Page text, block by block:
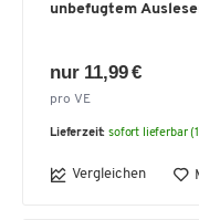
unbefugtem
nur 11,99 €
pro VE
Lieferzeit: sofort lieferbar
Vergleichen